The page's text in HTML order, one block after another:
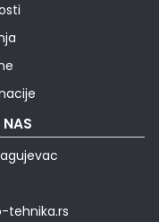
tehnika.rs